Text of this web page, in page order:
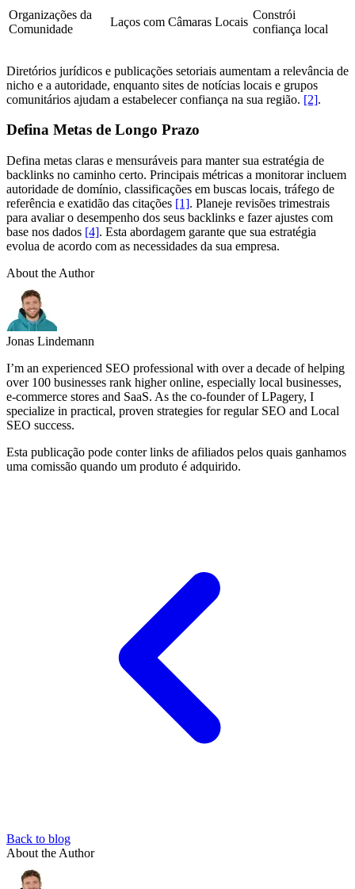
Organizações da
Comunidade
Laços com Câmaras Locais
Constrói
confiança local
Diretórios jurídicos e publicações setoriais aumentam a relevância de
nicho e a autoridade, enquanto sites de notícias locais e grupos
comunitários ajudam a estabelecer confiança na sua região. [2].
Defina Metas de Longo Prazo
Defina metas claras e mensuráveis para manter sua estratégia de
backlinks no caminho certo. Principais métricas a monitorar incluem
autoridade de domínio, classificações em buscas locais, tráfego de
referência e exatidão das citações [1]. Planeje revisões trimestrais
para avaliar o desempenho dos seus backlinks e fazer ajustes com
base nos dados [4]. Esta abordagem garante que sua estratégia
evolua de acordo com as necessidades da sua empresa.
About the Author
Jonas Lindemann
I’m an experienced SEO professional with over a decade of helping
over 100 businesses rank higher online, especially local businesses,
e-commerce stores and SaaS. As the co-founder of LPagery, I
specialize in practical, proven strategies for regular SEO and Local
SEO success.
Esta publicação pode conter links de afiliados pelos quais ganhamos
uma comissão quando um produto é adquirido.
Back to blog
About the Author